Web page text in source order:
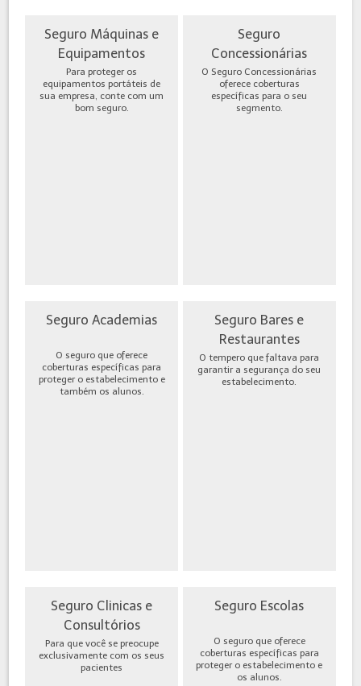
Seguro Máquinas e
Equipamentos
Para proteger os
equipamentos portáteis de
sua empresa, conte com um
bom seguro.
Seguro
Concessionárias
O Seguro Concessionárias
oferece coberturas
específicas para o seu
segmento.
Seguro Academias
O seguro que oferece
coberturas específicas para
proteger o estabelecimento e
também os alunos.
Seguro Bares e
Restaurantes
O tempero que faltava para
garantir a segurança do seu
estabelecimento.
Seguro Clinicas e
Consultórios
Para que você se preocupe
exclusivamente com os seus
pacientes
Seguro Escolas
O seguro que oferece
coberturas específicas para
proteger o estabelecimento e
os alunos.